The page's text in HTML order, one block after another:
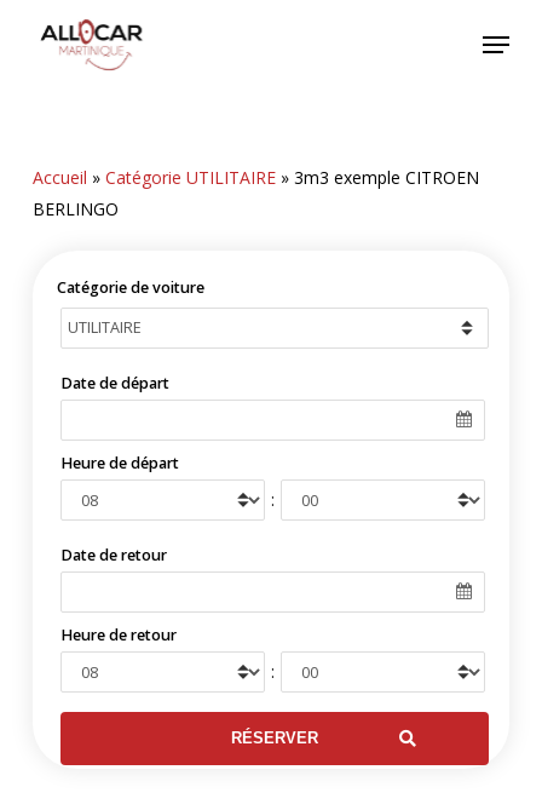
Menu
Accueil » Catégorie UTILITAIRE» 3m3 exemple CITROEN
BERLINGO
Catégorie de voiture
Date de départ
Heure de départ
:
Date de retour
Heure de retour
: